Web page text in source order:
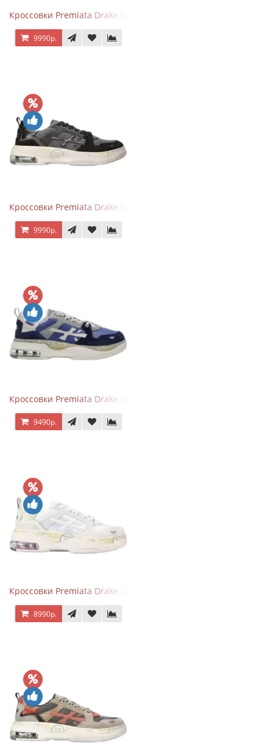
Кроссовки Premiata Drake Black Brown
9990р.
Кроссовки Premiata Drake Black Gray
9990р.
Кроссовки Premiata Drake синие с серым
9490р.
Кроссовки Premiata Drake Light Beige Silver
8990р.